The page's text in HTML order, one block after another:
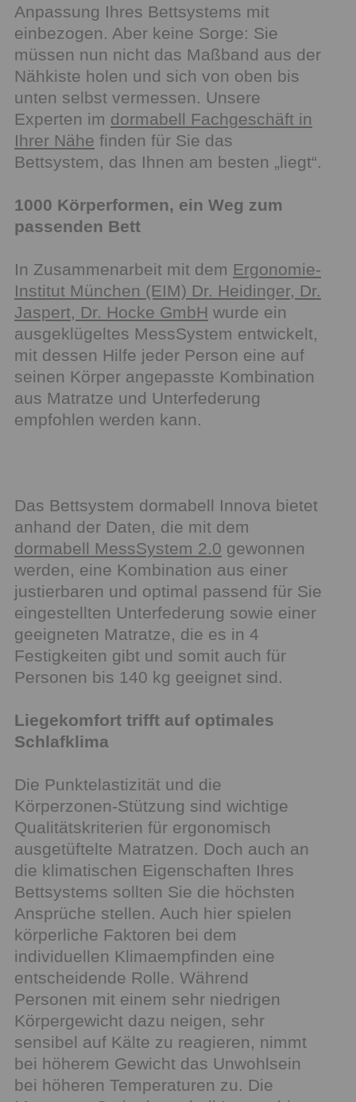
Anpassung Ihres Bettsystems mit
einbezogen. Aber keine Sorge: Sie
müssen nun nicht das Maßband aus der
Nähkiste holen und sich von oben bis
unten selbst vermessen. Unsere
Experten im dormabell Fachgeschäft in
Ihrer Nähe finden für Sie das
Bettsystem, das Ihnen am besten „liegt“.
1000 Körperformen, ein Weg zum
passenden Bett
In Zusammenarbeit mit dem Ergonomie-
Institut München (EIM) Dr. Heidinger, Dr.
Jaspert, Dr. Hocke GmbH wurde ein
ausgeklügeltes MessSystem entwickelt,
mit dessen Hilfe jeder Person eine auf
seinen Körper angepasste Kombination
aus Matratze und Unterfederung
empfohlen werden kann.
Das Bettsystem dormabell Innova bietet
anhand der Daten, die mit dem
dormabell MessSystem 2.0 gewonnen
werden, eine Kombination aus einer
justierbaren und optimal passend für Sie
eingestellten Unterfederung sowie einer
geeigneten Matratze, die es in 4
Festigkeiten gibt und somit auch für
Personen bis 140 kg geeignet sind.
Liegekomfort trifft auf optimales
Schlafklima
Die Punktelastizität und die
Körperzonen-Stützung sind wichtige
Qualitätskriterien für ergonomisch
ausgetüftelte Matratzen. Doch auch an
die klimatischen Eigenschaften Ihres
Bettsystems sollten Sie die höchsten
Ansprüche stellen. Auch hier spielen
körperliche Faktoren bei dem
individuellen Klimaempfinden eine
entscheidende Rolle. Während
Personen mit einem sehr niedrigen
Körpergewicht dazu neigen, sehr
sensibel auf Kälte zu reagieren, nimmt
bei höherem Gewicht das Unwohlsein
bei höheren Temperaturen zu. Die